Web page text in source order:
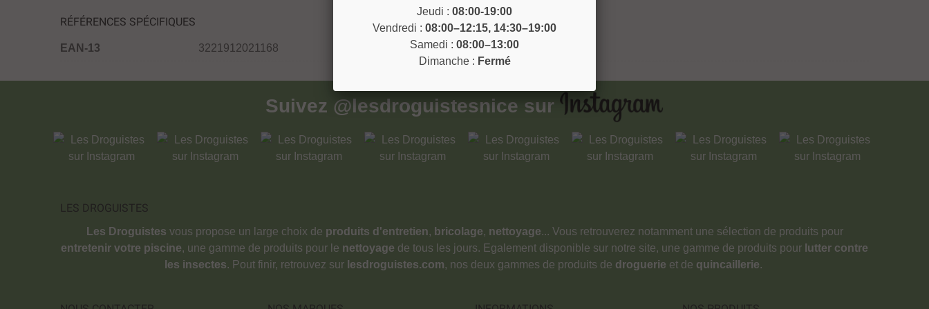
RÉFÉRENCES SPÉCIFIQUES
EAN-13 3221912021168
Suivez @lesdroguistesnice sur
LES DROGUISTES
Les Droguistes vous propose un large choix de produits d'entretien, bricolage, nettoyage... Vous retrouverez notamment une sélection de produits pour
entretenir votre piscine, une gamme de produits pour le nettoyage de tous les jours. Egalement disponible sur notre site, une gamme de produits pour lutter contre
les insectes. Pout finir, retrouvez sur lesdroguistes.com, nos deux gammes de produits de droguerie et de quincaillerie.
Jeudi : 08:00-19:00
Vendredi : 08:00–12:15, 14:30–19:00
Samedi : 08:00–13:00
Dimanche : Fermé